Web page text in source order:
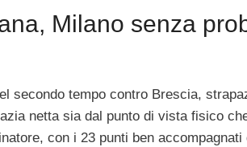
Milano senza
secondo tempo contro Brescia,
netta sia dal punto di vista fisico
con i 23 punti ben